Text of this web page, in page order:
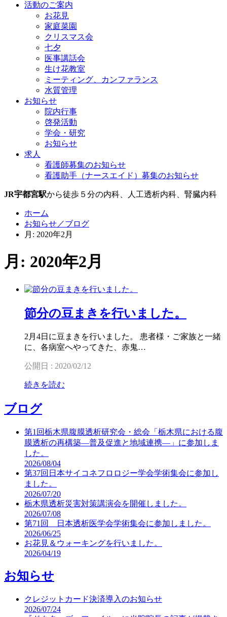
活動のご案内
お花見
家庭菜園
クリスマス会
七夕
医事講話会
生け花教室
ミーティング、カンファランス
水質管理
お知らせ
院内行事
啓発活動
学会・研究
お知らせ
求人
看護師募集のお知らせ
看護助手（ナースエイド）募集のお知らせ
JR宇都宮駅から徒歩５分の内科、人工透析内科、腎臓内科
ホーム
お知らせ／ブログ
月: 2020年2月
月: 2020年2月
節分の豆まきを行いました。
2月4日に豆まきを行いました。 患者様・ご家族と一緒
に、各病室へやってきた、赤鬼…
公開日 : 2020/02/12
続きを読む
ブログ
第1回栃木県腹膜透析研究会・総会「栃木県における腹
膜透析の再構築―普及促進と地域連携―」に参加しま
した。
2026/08/04
第37回日本サイコネフロロジー学会学術集会に参加し
ました。
2026/07/20
栃木県透析災害対策講演会を開催しました。
2026/07/08
第71回 日本透析医学会学術集会に参加しました。
2026/06/25
お花見＆ウォーキングを行いました。
2026/04/19
お知らせ
クレジットカード決済導入のお知らせ
2026/07/24